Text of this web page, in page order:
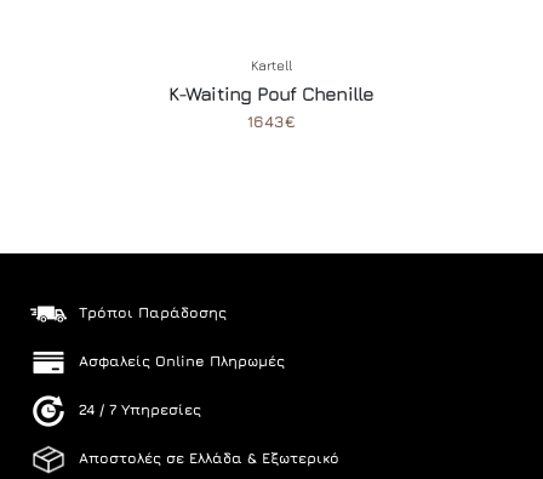
Kartell
K-Waiting Pouf Chenille
1643€
Τρόποι Παράδοσης
Ασφαλείς Online Πληρωμές
24 / 7 Υπηρεσίες
Αποστολές σε Ελλάδα & Εξωτερικό